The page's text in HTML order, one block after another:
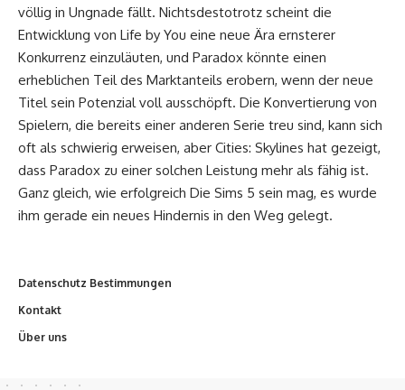
völlig in Ungnade fällt. Nichtsdestotrotz scheint die
Entwicklung von Life by You eine neue Ära ernsterer
Konkurrenz einzuläuten, und Paradox könnte einen
erheblichen Teil des Marktanteils erobern, wenn der neue
Titel sein Potenzial voll ausschöpft. Die Konvertierung von
Spielern, die bereits einer anderen Serie treu sind, kann sich
oft als schwierig erweisen, aber Cities: Skylines hat gezeigt,
dass Paradox zu einer solchen Leistung mehr als fähig ist.
Ganz gleich, wie erfolgreich Die Sims 5 sein mag, es wurde
ihm gerade ein neues Hindernis in den Weg gelegt.
Datenschutz Bestimmungen
Kontakt
Über uns